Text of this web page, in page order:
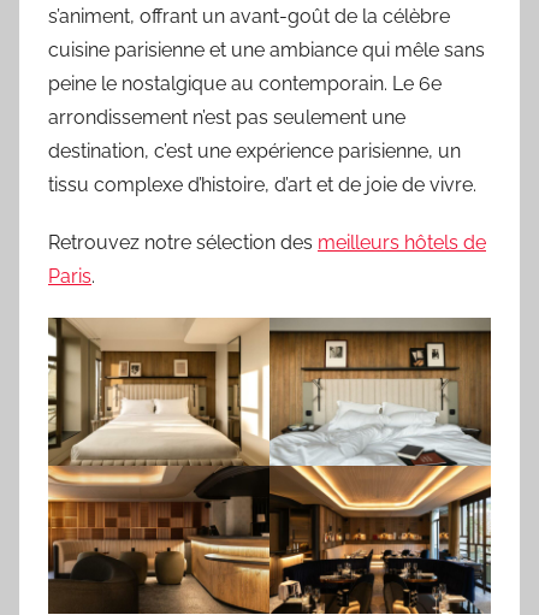
s’animent, offrant un avant-goût de la célèbre
cuisine parisienne et une ambiance qui mêle sans
peine le nostalgique au contemporain. Le 6e
arrondissement n’est pas seulement une
destination, c’est une expérience parisienne, un
tissu complexe d’histoire, d’art et de joie de vivre.
Retrouvez notre sélection des meilleurs hôtels de
Paris.